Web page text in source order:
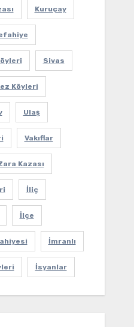
Kuruçay
Sivas
Köyleri
Ulaş
Vakıflar
Kazası
İliç
İlçe
İmranlı
İsyanlar